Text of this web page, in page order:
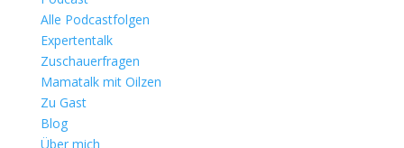
Alle Podcastfolgen
Expertentalk
Zuschauerfragen
Mamatalk mit Oilzen
Zu Gast
Blog
Über mich